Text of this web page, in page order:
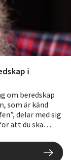
i
om beredskap
som är känd
delar med sig
att du ska